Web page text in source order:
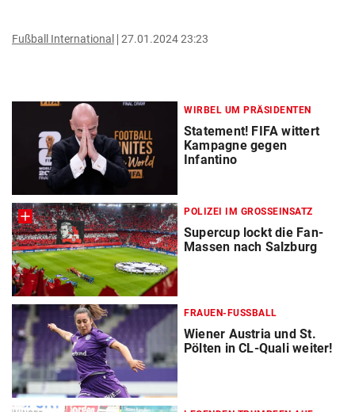
Fußball International 27.01.2024 23:23
WIRBEL UM PRÄSIDENTEN
Statement! FIFA wittert
Kampagne gegen
Infantino
POLIZEI IM GROSSEINSATZ
Supercup lockt die Fan-
Massen nach Salzburg
FRAUEN-FUSSBALL
Wiener Austria und St.
Pölten in CL-Quali weiter!